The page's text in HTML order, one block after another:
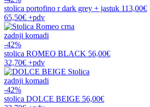
stolica portofino r dark grey + jastuk 113,00€
65,50€ +pdv
zadnji komadi
-42%
stolica ROMEO BLACK 56,00€
32,70€ +pdv
zadnji komadi
-42%
stolica DOLCE BEIGE 56,00€